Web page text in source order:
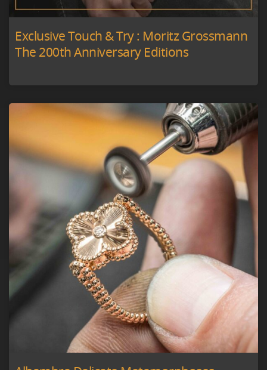
Exclusive Touch & Try : Moritz Grossmann
The 200th Anniversary Editions